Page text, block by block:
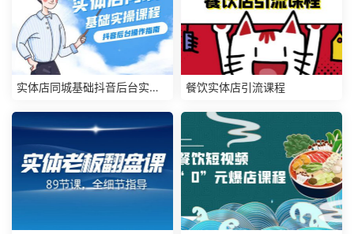
实体店同城基础抖音后台实操
餐饮实体店引流课程